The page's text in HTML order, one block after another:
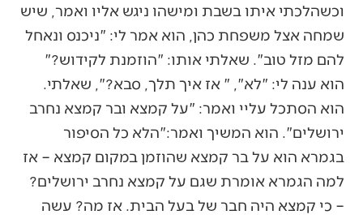
וכשהלכתי איתו בשבת ומישהו ניגש אליו ואמר, שיש
שמחה אצל משפחת כהן, הוא אמר לי: "ניכנס ונאחל
להם מזל טוב". שאלתי אותו: "הוזמנת לקידוש?"
הוא ענה לי: "לא", " אז איך תלך, סבא?", שאלתי.
הוא הסתכל עליי ואמר: "על קמצא ובר קמצא נחרב
ירושלים". הוא המשיך ואמר:"הלא כל הסיפור
בגמרא הוא על בר קמצא שהוזמן במקום קמצא – אז
למה הגמרא אומרת שגם על קמצא נחרב ירושלים?
– כי קמצא היה חבר של בעל הבית. אז מה? עשה